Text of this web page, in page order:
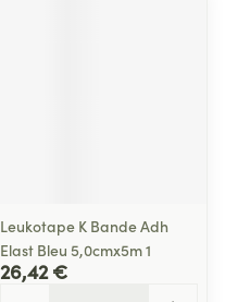
Leukotape K Bande Adh
Elast Bleu 5,0cmx5m 1
26,42 €